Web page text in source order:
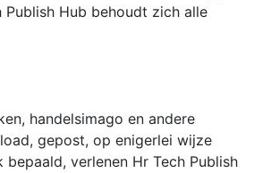
Hub behoudt zich alle
handelsimago en andere
gepost, op enigerlei wijze
verlenen Hr Tech Publish